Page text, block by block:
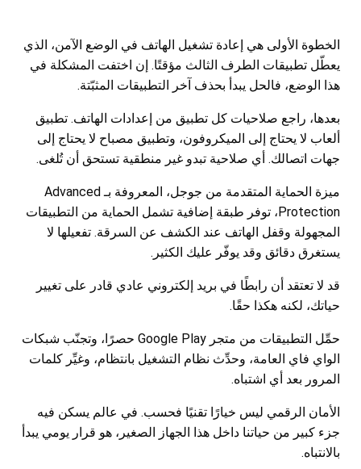
الخطوة الأولى هي إعادة تشغيل الهاتف في الوضع الآمن، الذي
يعطّل تطبيقات الطرف الثالث مؤقتًا. إن اختفت المشكلة في
هذا الوضع، فالحل يبدأ بحذف آخر التطبيقات المثبّتة.
بعدها، راجع صلاحيات كل تطبيق من إعدادات الهاتف. تطبيق
ألعاب لا يحتاج إلى الميكروفون، وتطبيق مصباح لا يحتاج إلى
جهات اتصالك. أي صلاحية تبدو غير منطقية تستحق أن تُلغى.
ميزة الحماية المتقدمة من جوجل، المعروفة بـ Advanced
Protection، توفر طبقة إضافية تشمل الحماية من التطبيقات
المجهولة وقفل الهاتف عند الكشف عن السرقة. تفعيلها لا
يستغرق دقائق وقد يوفّر عليك الكثير.
قد لا تعتقد أن رابطًا في بريد إلكتروني عادي قادر على تغيير
حياتك، لكنه هكذا حقًا.
حمِّل التطبيقات من متجر Google Play حصرًا، وتجنّب شبكات
الواي فاي العامة، وحدِّث نظام التشغيل بانتظام، وغيِّر كلمات
المرور بعد أي اشتباه.
الأمان الرقمي ليس خيارًا تقنيًا فحسب. في عالم يسكن فيه
جزء كبير من حياتنا داخل هذا الجهاز الصغير، هو قرار يومي يبدأ
بالانتباه.